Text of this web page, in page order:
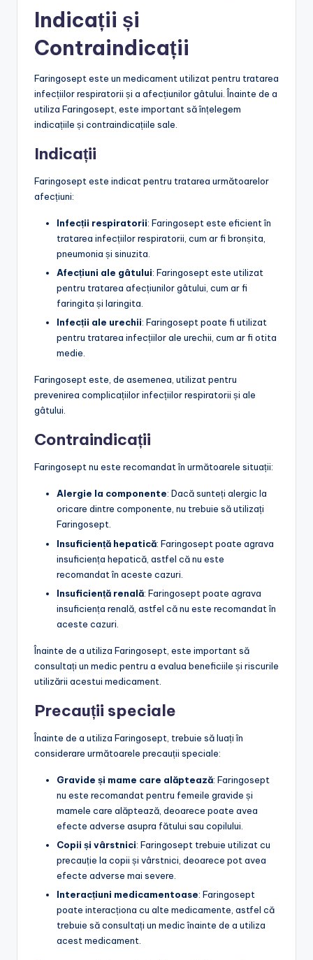
Indicații și
Contraindicații
Faringosept este un medicament utilizat pentru tratarea
infecțiilor respiratorii și a afecțiunilor gâtului. Înainte de a
utiliza Faringosept, este important să înțelegem
indicațiile și contraindicațiile sale.
Indicații
Faringosept este indicat pentru tratarea următoarelor
afecțiuni:
Infecții respiratorii: Faringosept este eficient în
tratarea infecțiilor respiratorii, cum ar fi bronșita,
pneumonia și sinuzita.
Afecțiuni ale gâtului: Faringosept este utilizat
pentru tratarea afecțiunilor gâtului, cum ar fi
faringita și laringita.
Infecții ale urechii: Faringosept poate fi utilizat
pentru tratarea infecțiilor ale urechii, cum ar fi otita
medie.
Faringosept este, de asemenea, utilizat pentru
prevenirea complicațiilor infecțiilor respiratorii și ale
gâtului.
Contraindicații
Faringosept nu este recomandat în următoarele situații:
Alergie la componente: Dacă sunteți alergic la
oricare dintre componente, nu trebuie să utilizați
Faringosept.
Insuficiență hepatică: Faringosept poate agrava
insuficiența hepatică, astfel că nu este
recomandat în aceste cazuri.
Insuficiență renală: Faringosept poate agrava
insuficiența renală, astfel că nu este recomandat în
aceste cazuri.
Înainte de a utiliza Faringosept, este important să
consultați un medic pentru a evalua beneficiile și riscurile
utilizării acestui medicament.
Precauții speciale
Înainte de a utiliza Faringosept, trebuie să luați în
considerare următoarele precauții speciale:
Gravide și mame care alăptează: Faringosept
nu este recomandat pentru femeile gravide și
mamele care alăptează, deoarece poate avea
efecte adverse asupra fătului sau copilului.
Copii și vârstnici: Faringosept trebuie utilizat cu
precauție la copii și vârstnici, deoarece pot avea
efecte adverse mai severe.
Interacțiuni medicamentoase: Faringosept
poate interacționa cu alte medicamente, astfel că
trebuie să consultați un medic înainte de a utiliza
acest medicament.